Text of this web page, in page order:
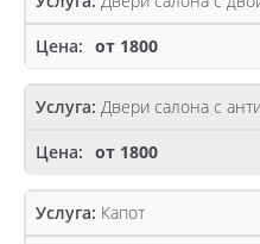
от 1800
Двери салона с
от 1800
Капот